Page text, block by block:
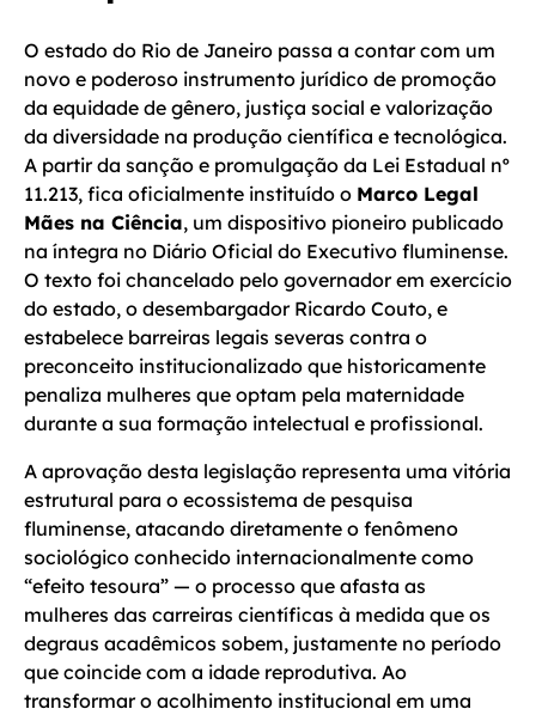
O estado do Rio de Janeiro passa a contar com um
novo e poderoso instrumento jurídico de promoção
da equidade de gênero, justiça social e valorização
da diversidade na produção científica e tecnológica.
A partir da sanção e promulgação da Lei Estadual nº
11.213, fica oficialmente instituído o Marco Legal
Mães na Ciência, um dispositivo pioneiro publicado
na íntegra no Diário Oficial do Executivo fluminense.
O texto foi chancelado pelo governador em exercício
do estado, o desembargador Ricardo Couto, e
estabelece barreiras legais severas contra o
preconceito institucionalizado que historicamente
penaliza mulheres que optam pela maternidade
durante a sua formação intelectual e profissional.
A aprovação desta legislação representa uma vitória
estrutural para o ecossistema de pesquisa
fluminense, atacando diretamente o fenômeno
sociológico conhecido internacionalmente como
“efeito tesoura” — o processo que afasta as
mulheres das carreiras científicas à medida que os
degraus acadêmicos sobem, justamente no período
que coincide com a idade reprodutiva. Ao
transformar o acolhimento institucional em uma